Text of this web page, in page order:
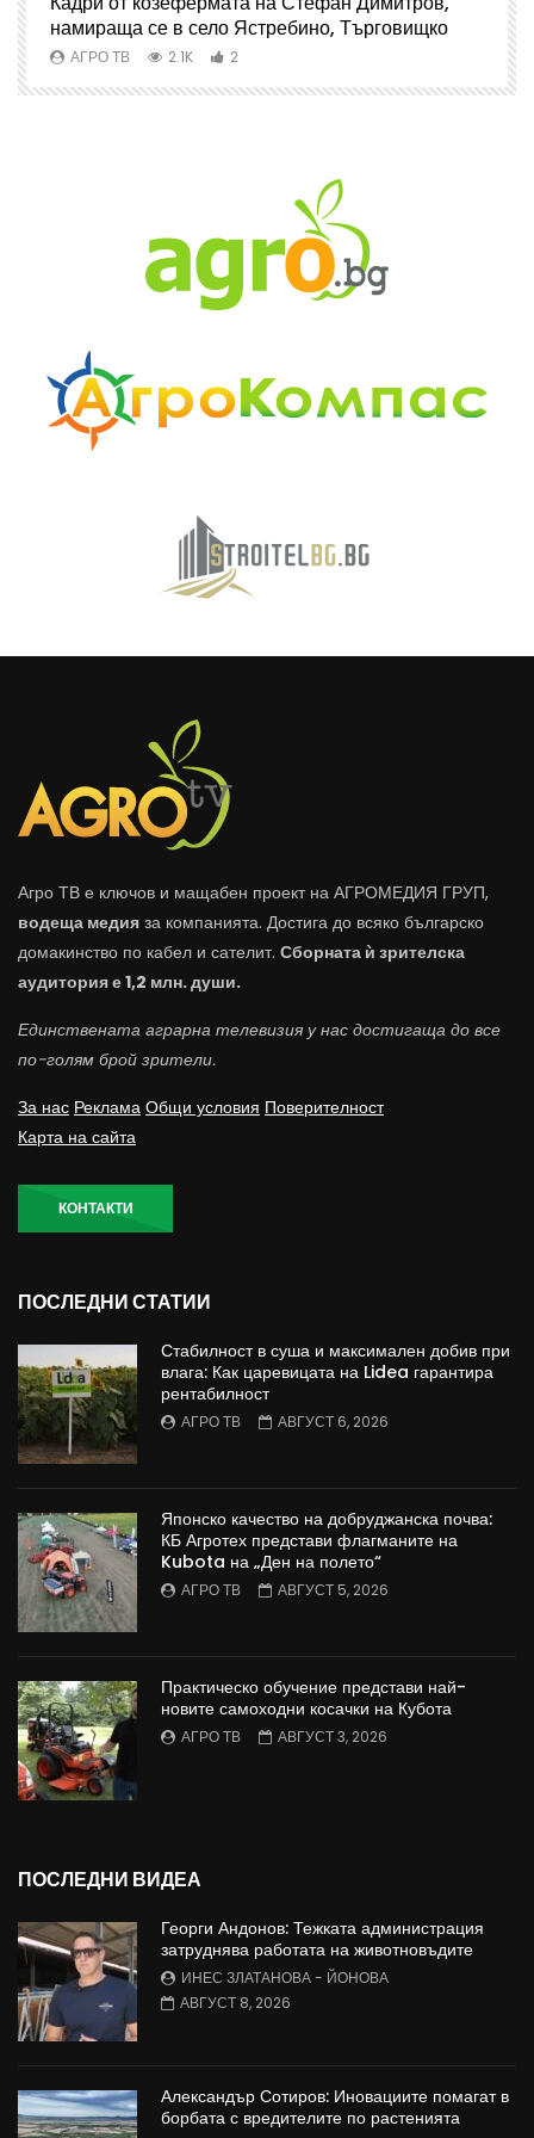
намираща се в село Ястребино, Търговищко
АГРО ТВ 2.1K 2
Агро ТВ е ключов и мащабен проект на АГРОМЕДИЯ ГРУП,
водеща медия за компанията. Достига до всяко българско
домакинство по кабел и сателит. Сборната ѝ зрителска
аудитория е 1,2 млн. души.
Единствената аграрна телевизия у нас достигаща до все
по-голям брой зрители.
За нас Реклама Общи условия Поверителност
Карта на сайта
КОНТАКТИ
ПОСЛЕДНИ СТАТИИ
Стабилност в суша и максимален добив при
влага: Как царевицата на Lidea гарантира
рентабилност
АГРО ТВ АВГУСТ 6, 2026
Японско качество на добруджанска почва:
КБ Агротех представи флагманите на
Kubota на „Ден на полето“
АГРО ТВ АВГУСТ 5, 2026
Практическо обучение представи най-
новите самоходни косачки на Кубота
АГРО ТВ АВГУСТ 3, 2026
ПОСЛЕДНИ ВИДЕА
Георги Андонов: Тежката администрация
затруднява работата на животновъдите
ИНЕС ЗЛАТАНОВА - ЙОНОВА
АВГУСТ 8, 2026
Александър Сотиров: Иновациите помагат в
борбата с вредителите по растенията